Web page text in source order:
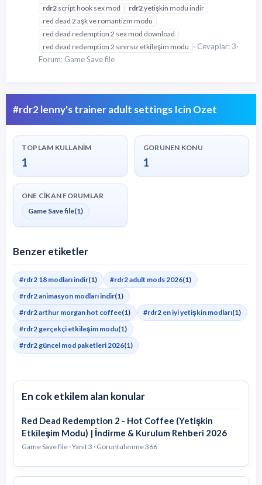
rdr2 script hook sex mod rdr2yetişkin modu indir
red dead 2 aşk ve romantizm modu
red dead redemption 2 sex mod download
red dead redemption 2 sınırsız etkileşim modu
Cevaplar: 3
Forum: Game Save file
#rdr2 lenny's trainer adult settings Icin Ozet
TOPLAM KULLANIM
1
GORUNEN KONU
1
ONE CIKAN FORUMLAR
Game Save file(1)
Benzer etiketler
#rdr2 18 modları indir(1) #rdr2 adult mods 2026(1)
#rdr2 animasyon modları indir(1)
#rdr2 arthur morgan hot coffee(1) #rdr2 en iyi yetişkin modları(1)
#rdr2 gerçekçi etkileşim modu(1)
#rdr2 güncel mod paketleri 2026(1)
En cok etkilem alan konular
Red Dead Redemption 2 - Hot Coffee (Yetişkin
Etkileşim Modu) | İndirme & Kurulum Rehberi 2026
Game Save file · Yanit 3 · Goruntulenme 366